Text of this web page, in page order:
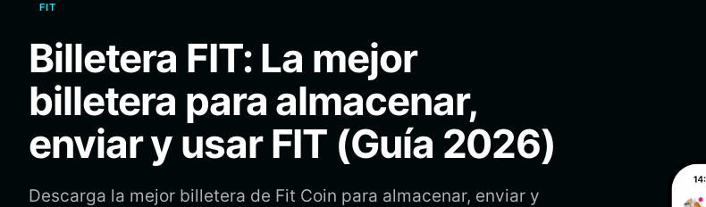
繁體中文
Bahasa Indonesia
ภาษาไทย
Español
Português (Brasil)
Español (Argentina)
FIT
Billetera FIT: La mejor
billetera para almacenar,
enviar y usar FIT (Guía 2026)
Descarga la mejor billetera de Fit Coin para almacenar, enviar y